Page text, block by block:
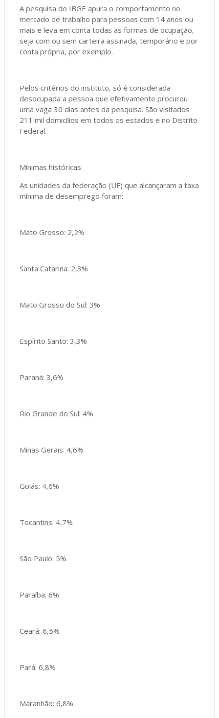
A pesquisa do IBGE apura o comportamento no
mercado de trabalho para pessoas com 14 anos ou
mais e leva em conta todas as formas de ocupação,
seja com ou sem carteira assinada, temporário e por
conta própria, por exemplo.
Pelos critérios do instituto, só é considerada
desocupada a pessoa que efetivamente procurou
uma vaga 30 dias antes da pesquisa. São visitados
211 mil domicílios em todos os estados e no Distrito
Federal.
Mínimas históricas
As unidades da federação (UF) que alcançaram a taxa
mínima de desemprego foram:
Mato Grosso: 2,2%
Santa Catarina: 2,3%
Mato Grosso do Sul: 3%
Espírito Santo: 3,3%
Paraná: 3,6%
Rio Grande do Sul: 4%
Minas Gerais: 4,6%
Goiás: 4,6%
Tocantins: 4,7%
São Paulo: 5%
Paraíba: 6%
Ceará: 6,5%
Pará: 6,8%
Maranhão: 6,8%